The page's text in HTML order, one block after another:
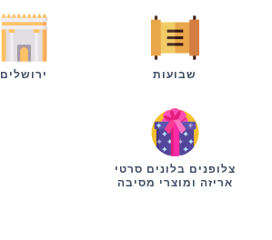
שבועות ירושלים
צלופנים בלונים סרטי
אריזה ומוצרי מסיבה